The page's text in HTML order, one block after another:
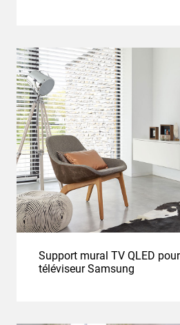
Support mural TV QLED
téléviseur Samsung